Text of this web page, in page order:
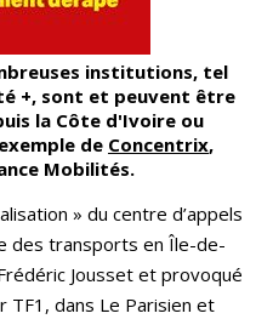
institutions, tel
+, sont et peuvent être
la Côte d'Ivoire ou
de Concentrix,
Mobilités.
» du centre d’appels
des transports en Île-de-
Jousset et provoqué
dans Le Parisien et